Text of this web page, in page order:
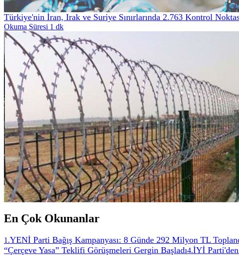
Türkiye'nin İran, Irak ve Suriye Sınırlarında 2.763 Kontrol
Okuma Süresi 1 dk
En Çok Okunanlar
1 .YENİ Parti Bağış Kampanyası: 8 Günde 292 Milyon TL
“Çerçeve Yasa” Teklifi Görüşmeleri Gergin Başladı4.İYİ